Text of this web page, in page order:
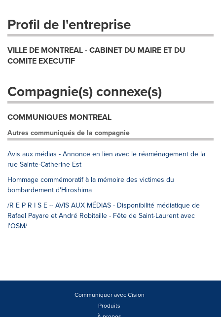
Profil de l'entreprise
VILLE DE MONTREAL - CABINET DU MAIRE ET DU
COMITE EXECUTIF
Compagnie(s) connexe(s)
COMMUNIQUES MONTREAL
Autres communiqués de la compagnie
Avis aux médias - Annonce en lien avec le réaménagement de la
rue Sainte-Catherine Est
Hommage commémoratif à la mémoire des victimes du
bombardement d'Hiroshima
/R E P R I S E -- AVIS AUX MÉDIAS - Disponibilité médiatique de
Rafael Payare et André Robitaille - Fête de Saint-Laurent avec
l'OSM/
Communiquer avec Cision
Produits